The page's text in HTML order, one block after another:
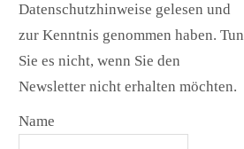
Datenschutzhinweise gelesen und
zur Kenntnis genommen haben. Tun
Sie es nicht, wenn Sie den
Newsletter nicht erhalten möchten.
Name